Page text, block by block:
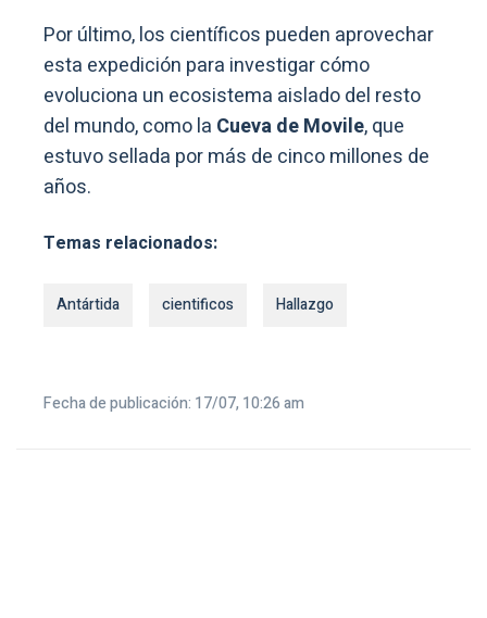
Por último, los científicos pueden aprovechar
esta expedición para investigar cómo
evoluciona un ecosistema aislado del resto
del mundo, como la Cueva de Movile, que
estuvo sellada por más de cinco millones de
años.
Temas relacionados:
Antártida cientificos Hallazgo
Fecha de publicación: 17/07, 10:26 am